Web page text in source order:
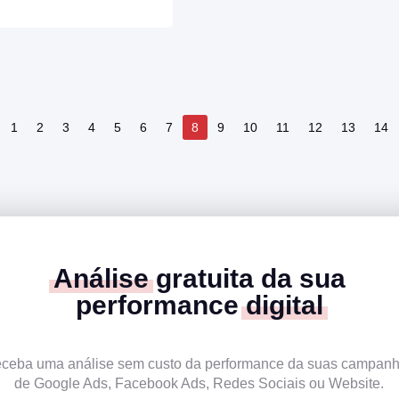
1 2 3 4 5 6 7 8 9 10 11 12 13 14
Análisegratuita da sua
performancedigital
uma análise sem custo da performance da suas
de Google Ads, Facebook Ads, Redes Sociais ou Website.